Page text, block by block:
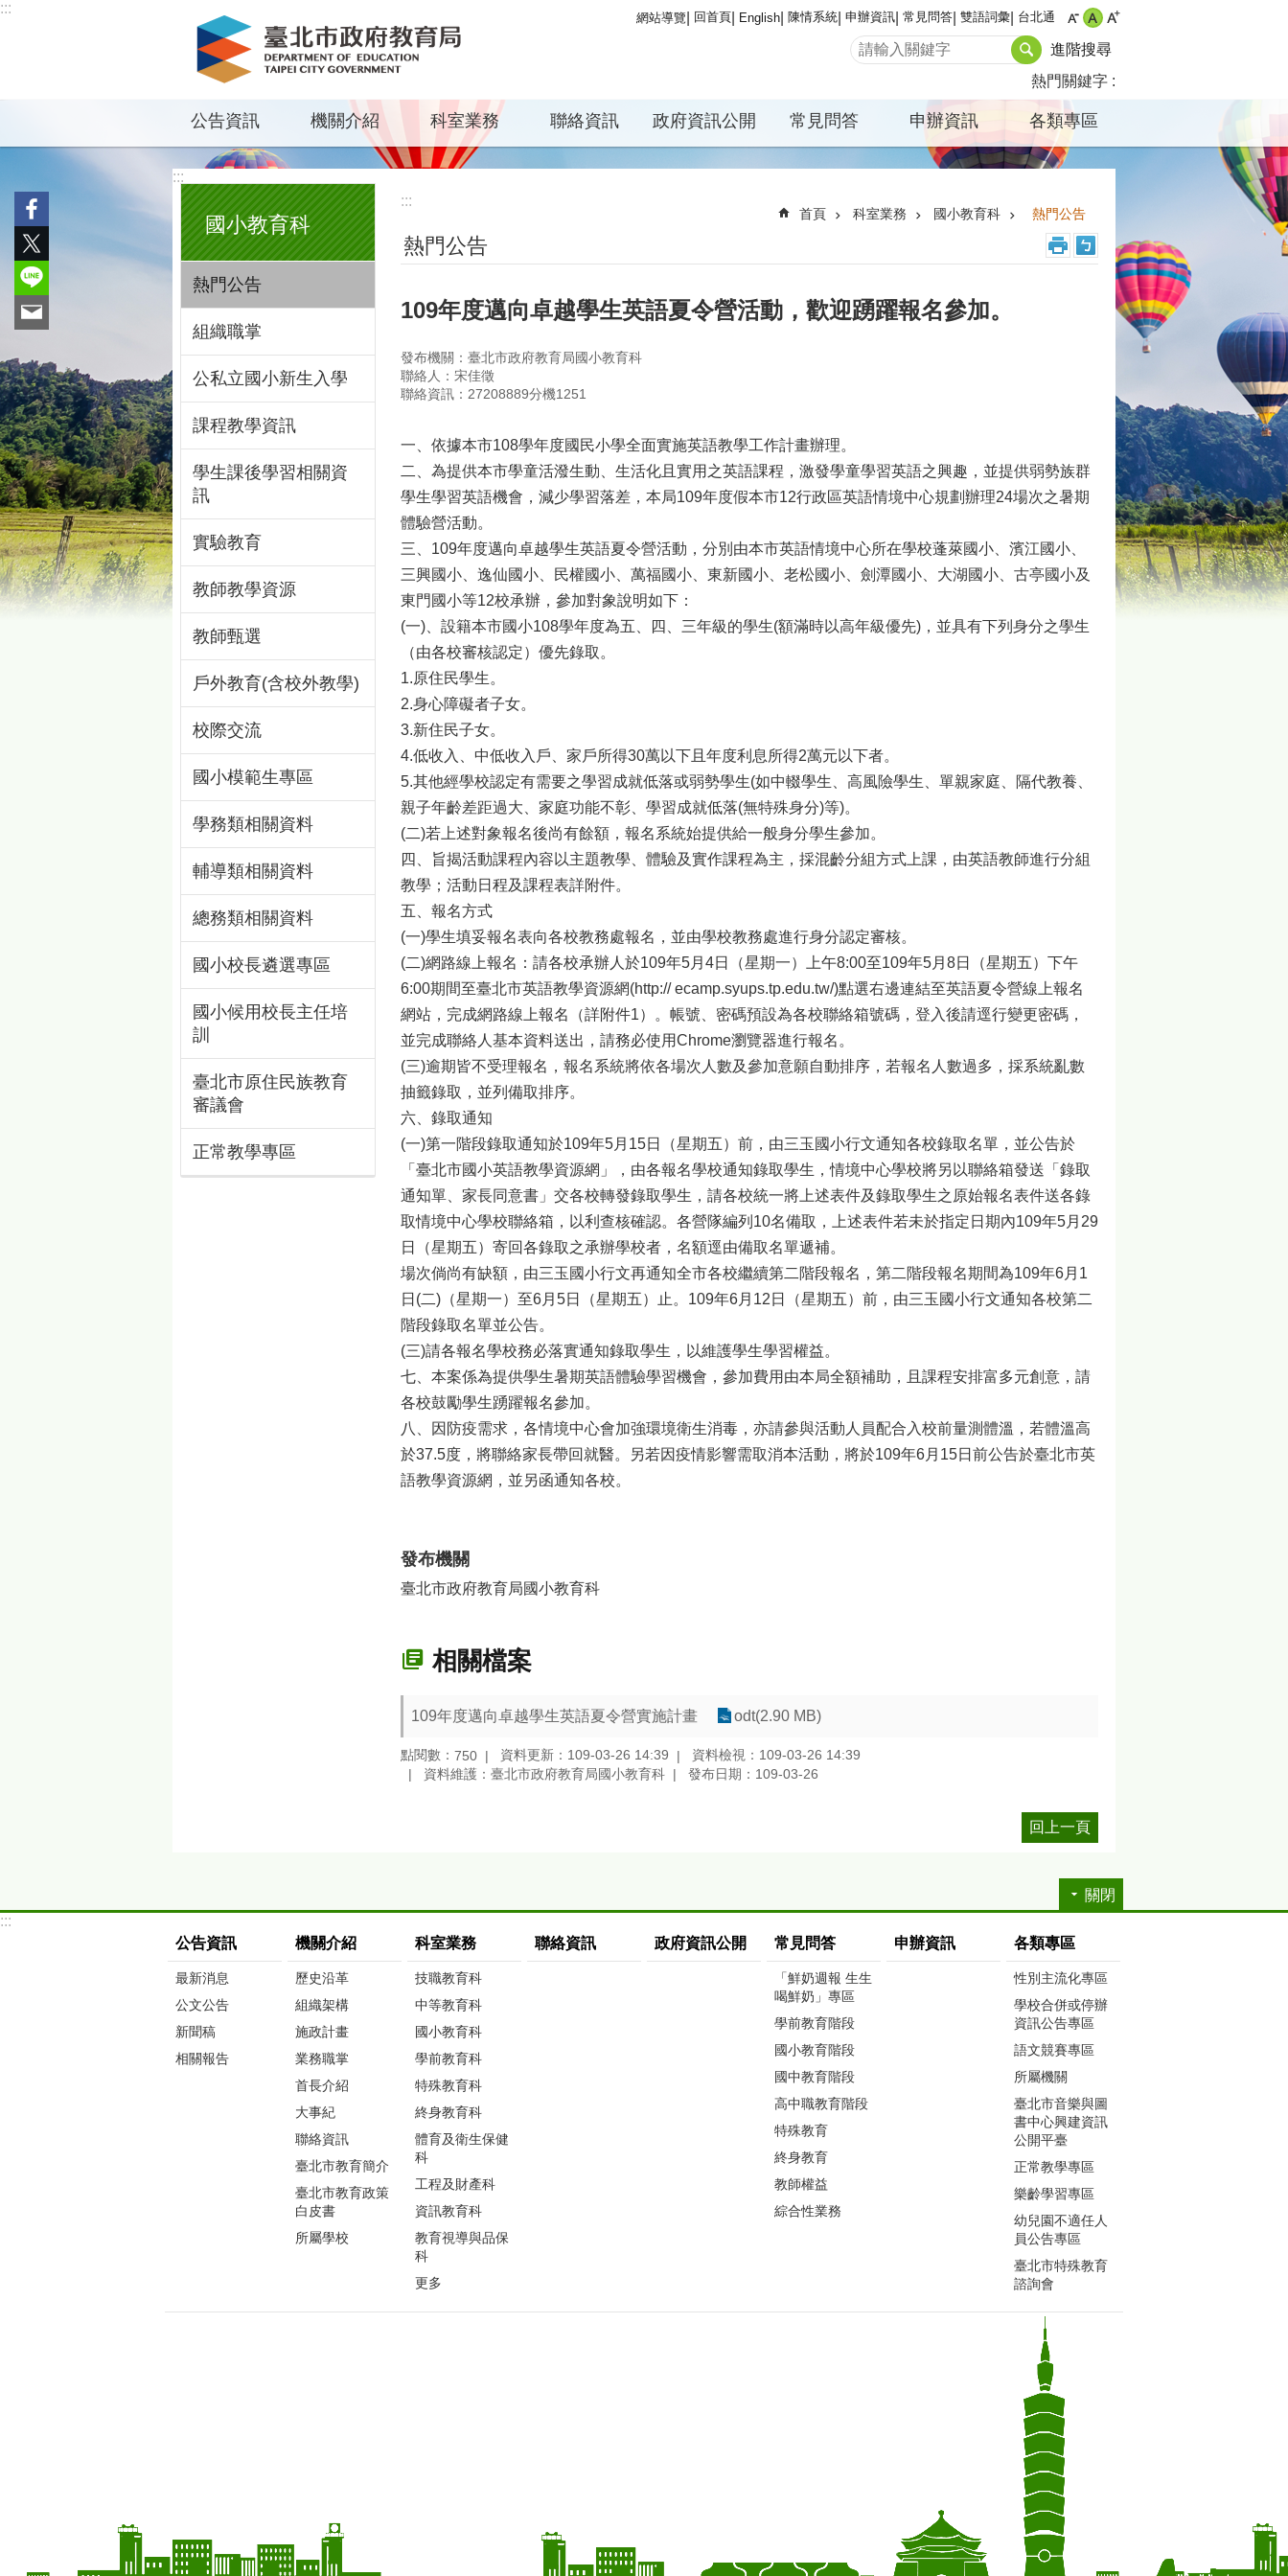
跳到主要內容區塊
:::
網站導覽 回首頁 English 陳情系統 申辦資訊 常見問答 雙語詞彙 台北通
進階搜尋
熱門關鍵字
公告資訊 機關介紹 科室業務 聯絡資訊 政府資訊公開 常見問答 申辦資訊 各類專區
:::
國小教育科
熱門公告
組織職掌
公私立國小新生入學
課程教學資訊
學生課後學習相關資
訊
實驗教育
教師教學資源
教師甄選
戶外教育(含校外教學)
校際交流
國小模範生專區
學務類相關資料
輔導類相關資料
總務類相關資料
國小校長遴選專區
國小候用校長主任培
訓
臺北市原住民族教育
審議會
正常教學專區
:::
首頁 科室業務 國小教育科 熱門公告
熱門公告
109年度邁向卓越學生英語夏令營活動，歡迎踴躍報名參加。
發布機關：臺北市政府教育局國小教育科
聯絡人：宋佳徵
聯絡資訊：27208889分機1251
一、依據本市108學年度國民小學全面實施英語教學工作計畫辦理。
二、為提供本市學童活潑生動、生活化且實用之英語課程，激發學童學習英語之興趣，並提供弱勢族群
學生學習英語機會，減少學習落差，本局109年度假本市12行政區英語情境中心規劃辦理24場次之暑期
體驗營活動。
三、109年度邁向卓越學生英語夏令營活動，分別由本市英語情境中心所在學校蓬萊國小、濱江國小、
三興國小、逸仙國小、民權國小、萬福國小、東新國小、老松國小、劍潭國小、大湖國小、古亭國小及
東門國小等12校承辦，參加對象說明如下：
(一)、設籍本市國小108學年度為五、四、三年級的學生(額滿時以高年級優先)，並具有下列身分之學生
（由各校審核認定）優先錄取。
1.原住民學生。
2.身心障礙者子女。
3.新住民子女。
4.低收入、中低收入戶、家戶所得30萬以下且年度利息所得2萬元以下者。
5.其他經學校認定有需要之學習成就低落或弱勢學生(如中輟學生、高風險學生、單親家庭、隔代教養、
親子年齡差距過大、家庭功能不彰、學習成就低落(無特殊身分)等)。
(二)若上述對象報名後尚有餘額，報名系統始提供給一般身分學生參加。
四、旨揭活動課程內容以主題教學、體驗及實作課程為主，採混齡分組方式上課，由英語教師進行分組
教學；活動日程及課程表詳附件。
五、報名方式
(一)學生填妥報名表向各校教務處報名，並由學校教務處進行身分認定審核。
(二)網路線上報名：請各校承辦人於109年5月4日（星期一）上午8:00至109年5月8日（星期五）下午
6:00期間至臺北市英語教學資源網(http:// ecamp.syups.tp.edu.tw/)點選右邊連結至英語夏令營線上報名
網站，完成網路線上報名（詳附件1）。帳號、密碼預設為各校聯絡箱號碼，登入後請逕行變更密碼，
並完成聯絡人基本資料送出，請務必使用Chrome瀏覽器進行報名。
(三)逾期皆不受理報名，報名系統將依各場次人數及參加意願自動排序，若報名人數過多，採系統亂數
抽籤錄取，並列備取排序。
六、錄取通知
(一)第一階段錄取通知於109年5月15日（星期五）前，由三玉國小行文通知各校錄取名單，並公告於
「臺北市國小英語教學資源網」，由各報名學校通知錄取學生，情境中心學校將另以聯絡箱發送「錄取
通知單、家長同意書」交各校轉發錄取學生，請各校統一將上述表件及錄取學生之原始報名表件送各錄
取情境中心學校聯絡箱，以利查核確認。各營隊編列10名備取，上述表件若未於指定日期內109年5月29
日（星期五）寄回各錄取之承辦學校者，名額逕由備取名單遞補。
場次倘尚有缺額，由三玉國小行文再通知全市各校繼續第二階段報名，第二階段報名期間為109年6月1
日(二)（星期一）至6月5日（星期五）止。109年6月12日（星期五）前，由三玉國小行文通知各校第二
階段錄取名單並公告。
(三)請各報名學校務必落實通知錄取學生，以維護學生學習權益。
七、本案係為提供學生暑期英語體驗學習機會，參加費用由本局全額補助，且課程安排富多元創意，請
各校鼓勵學生踴躍報名參加。
八、因防疫需求，各情境中心會加強環境衛生消毒，亦請參與活動人員配合入校前量測體溫，若體溫高
於37.5度，將聯絡家長帶回就醫。另若因疫情影響需取消本活動，將於109年6月15日前公告於臺北市英
語教學資源網，並另函通知各校。
發布機關
臺北市政府教育局國小教育科
相關檔案
109年度邁向卓越學生英語夏令營實施計畫 odt(2.90 MB)
點閱數： 750 資料更新：109-03-26 14:39
資料檢視：109-03-26 14:39
資料維護：臺北市政府教育局國小教育科
發布日期：109-03-26
回上一頁
關閉
:::
公告資訊
最新消息
公文公告
新聞稿
相關報告
機關介紹
歷史沿革
組織架構
施政計畫
業務職掌
首長介紹
大事紀
聯絡資訊
臺北市教育簡介
臺北市教育政策
白皮書
所屬學校
科室業務
技職教育科
中等教育科
國小教育科
學前教育科
特殊教育科
終身教育科
體育及衛生保健
科
工程及財產科
資訊教育科
教育視導與品保
科
更多
聯絡資訊 政府資訊公開 常見問答
「鮮奶週報 生生
喝鮮奶」專區
學前教育階段
國小教育階段
國中教育階段
高中職教育階段
特殊教育
終身教育
教師權益
綜合性業務
申辦資訊 各類專區
性別主流化專區
學校合併或停辦
資訊公告專區
語文競賽專區
所屬機關
臺北市音樂與圖
書中心興建資訊
公開平臺
正常教學專區
樂齡學習專區
幼兒園不適任人
員公告專區
臺北市特殊教育
諮詢會